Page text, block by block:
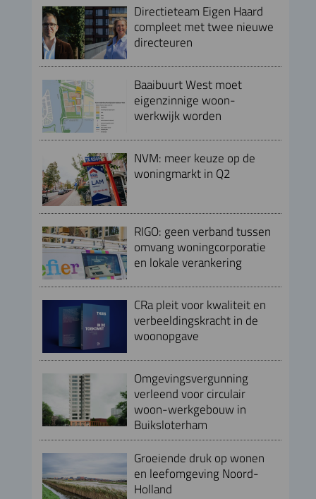
Directieteam Eigen Haard
compleet met twee nieuwe
directeuren
Baaibuurt West moet
eigenzinnige woon-
werkwijk worden
NVM: meer keuze op de
woningmarkt in Q2
RIGO: geen verband tussen
omvang woningcorporatie
en lokale verankering
CRa pleit voor kwaliteit en
verbeeldingskracht in de
woonopgave
Omgevingsvergunning
verleend voor circulair
woon-werkgebouw in
Buiksloterham
Groeiende druk op wonen
en leefomgeving Noord-
Holland